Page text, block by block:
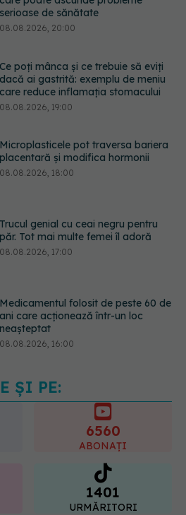
Ce poți mânca și ce trebuie să eviți
dacă ai gastrită: exemplu de meniu
care reduce inflamația stomacului
Microplasticele pot traversa bariera
placentară și modifica hormonii
08.08.2026, 18:00
Trucul genial cu ceai negru pentru
păr. Tot mai multe femei îl adoră
Medicamentul folosit de peste 60 de
ani care acționează într-un loc
Transpirații nocturne: semnul ignorat
care poate ascunde probleme
serioase de sănătate
ȘI PE:
6560
ABONAȚI
1401
URMĂRITORI